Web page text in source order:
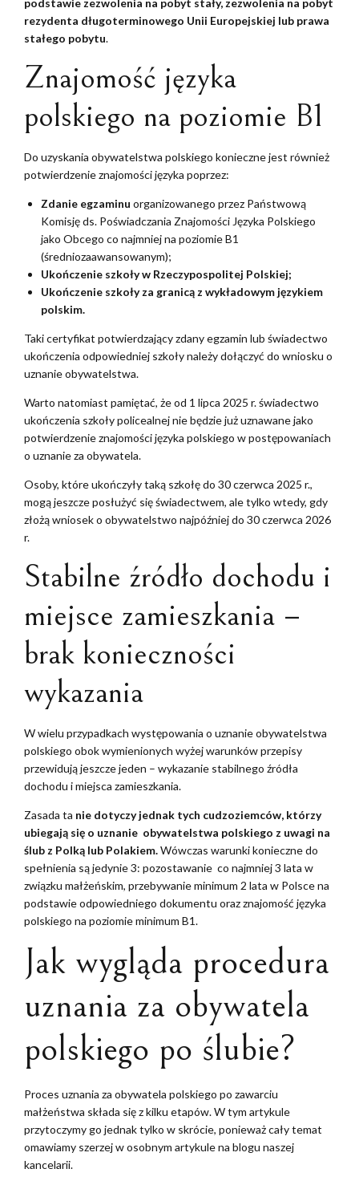
podstawie zezwolenia na pobyt stały, zezwolenia na pobyt
rezydenta długoterminowego Unii Europejskiej lub prawa
stałego pobytu.
Znajomość języka
polskiego na poziomie B1
Do uzyskania obywatelstwa polskiego konieczne jest również
potwierdzenie znajomości języka poprzez:
Zdanie egzaminu organizowanego przez Państwową
Komisję ds. Poświadczania Znajomości Języka Polskiego
jako Obcego co najmniej na poziomie B1
(średniozaawansowanym);
Ukończenie szkoły w Rzeczypospolitej Polskiej;
Ukończenie szkoły za granicą z wykładowym językiem
polskim.
Taki certyfikat potwierdzający zdany egzamin lub świadectwo
ukończenia odpowiedniej szkoły należy dołączyć do wniosku o
uznanie obywatelstwa.
Warto natomiast pamiętać, że od 1 lipca 2025 r. świadectwo
ukończenia szkoły policealnej nie będzie już uznawane jako
potwierdzenie znajomości języka polskiego w postępowaniach
o uznanie za obywatela.
Osoby, które ukończyły taką szkołę do 30 czerwca 2025 r.,
mogą jeszcze posłużyć się świadectwem, ale tylko wtedy, gdy
złożą wniosek o obywatelstwo najpóźniej do 30 czerwca 2026
r.
Stabilne źródło dochodu i
miejsce zamieszkania –
brak konieczności
wykazania
W wielu przypadkach występowania o uznanie obywatelstwa
polskiego obok wymienionych wyżej warunków przepisy
przewidują jeszcze jeden – wykazanie stabilnego źródła
dochodu i miejsca zamieszkania.
Zasada ta nie dotyczy jednak tych cudzoziemców, którzy
ubiegają się o uznanie obywatelstwa polskiego z uwagi na
ślub z Polką lub Polakiem.Wówczas warunki konieczne do
spełnienia są jedynie 3: pozostawanie co najmniej 3 lata w
związku małżeńskim, przebywanie minimum 2 lata w Polsce na
podstawie odpowiedniego dokumentu oraz znajomość języka
polskiego na poziomie minimum B1.
Jak wygląda procedura
uznania za obywatela
polskiego po ślubie?
Proces uznania za obywatela polskiego po zawarciu
małżeństwa składa się z kilku etapów. W tym artykule
przytoczymy go jednak tylko w skrócie, ponieważ cały temat
omawiamy szerzej w osobnym artykule na blogu naszej
kancelarii.